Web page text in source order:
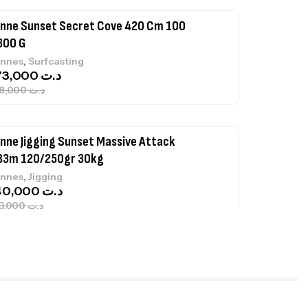
Sunset Secret Cove 420 Cm 100
G
, Surfcasting
د.ت748,000
د.ت
Jigging Sunset Massive Attack
120/250gr 30kg
,Jigging
د.ت379,000
د.ت